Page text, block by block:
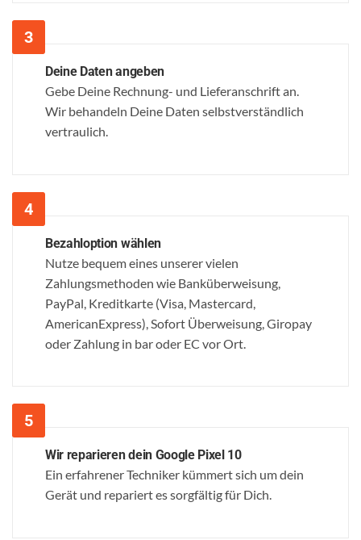
Deine Daten angeben
Gebe Deine Rechnung- und Lieferanschrift an.
Wir behandeln Deine Daten selbstverständlich
vertraulich.
Bezahloption wählen
Nutze bequem eines unserer vielen
Zahlungsmethoden wie Banküberweisung,
PayPal, Kreditkarte (Visa, Mastercard,
AmericanExpress), Sofort Überweisung, Giropay
oder Zahlung in bar oder EC vor Ort.
Wir reparieren dein Google Pixel 10
Ein erfahrener Techniker kümmert sich um dein
Gerät und repariert es sorgfältig für Dich.